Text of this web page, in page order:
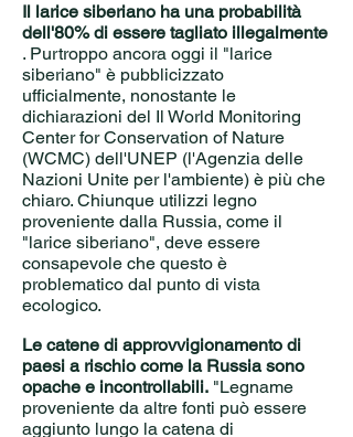
Il larice siberiano ha una probabilità
dell'80% di essere tagliato illegalmente
. Purtroppo ancora oggi il "larice
siberiano" è pubblicizzato
ufficialmente, nonostante le
dichiarazioni del Il World Monitoring
Center for Conservation of Nature
(WCMC) dell'UNEP (l'Agenzia delle
Nazioni Unite per l'ambiente) è più che
chiaro. Chiunque utilizzi legno
proveniente dalla Russia, come il
"larice siberiano", deve essere
consapevole che questo è
problematico dal punto di vista
ecologico.
Le catene di approvvigionamento di
paesi a rischio come la Russia sono
opache e incontrollabili. "Legname
proveniente da altre fonti può essere
aggiunto lungo la catena di